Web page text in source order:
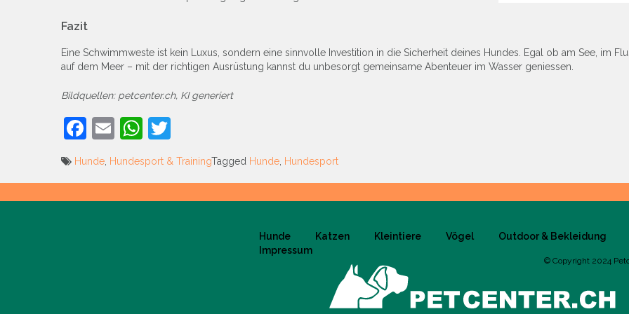
Fazit
Eine Schwimmweste ist kein Luxus, sondern eine sinnvolle Investition in die Sicherheit deines Hundes. Egal ob am See, im
auf dem Meer – mit der richtigen Ausrüstung kannst du unbesorgt gemeinsame Abenteuer im Wasser geniessen.
Bildquellen: petcenter.ch, KI generiert
Facebook
EmailWhatsApp
Hunde, Hundesport & TrainingTagged Hunde, Hundesport
Navigation
Hunde Katzen Kleintiere Vögel
Outdoor & Bekleidung
Impressum
© Copyright 2024